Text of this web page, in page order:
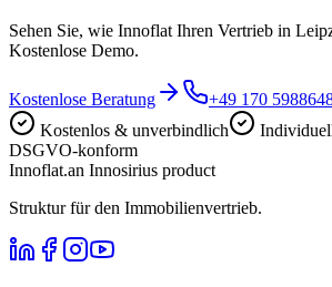
Sehen Sie, wie Innoflat Ihren Vertrieb in
Kostenlose Demo.
Kostenlose Beratung
+49 170
Kostenlos & unverbindlich
DSGVO-konform
Innoflat.an Innosirius product
Struktur für den Immobilienvertrieb.